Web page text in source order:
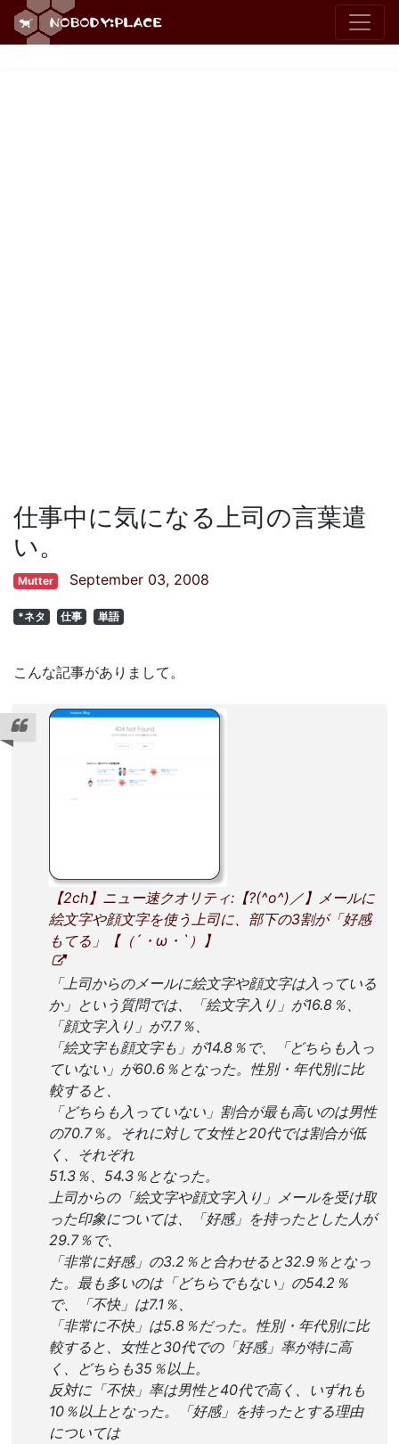
仕事中に気になる上司の言葉遣
い。
Mutter September 03, 2008
*ネタ 仕事 単語
こんな記事がありまして。
【2ch】ニュー速クオリティ:【?(^o^)／】メールに
絵文字や顔文字を使う上司に、部下の3割が「好感
もてる」【（´・ω・`）】
「上司からのメールに絵文字や顔文字は入っている
か」という質問では、「絵文字入り」が16.8％、
「顔文字入り」が7.7％、
「絵文字も顔文字も」が14.8％で、「どちらも入っ
ていない」が60.6％となった。性別・年代別に比
較すると、
「どちらも入っていない」割合が最も高いのは男性
の70.7％。それに対して女性と20代では割合が低
く、それぞれ
51.3％、54.3％となった。
上司からの「絵文字や顔文字入り」メールを受け取
った印象については、「好感」を持ったとした人が
29.7％で、
「非常に好感」の3.2％と合わせると32.9％となっ
た。最も多いのは「どちらでもない」の54.2％
で、「不快」は7.1％、
「非常に不快」は5.8％だった。性別・年代別に比
較すると、女性と30代での「好感」率が特に高
く、どちらも35％以上。
反対に「不快」率は男性と40代で高く、いずれも
10％以上となった。「好感」を持ったとする理由
については